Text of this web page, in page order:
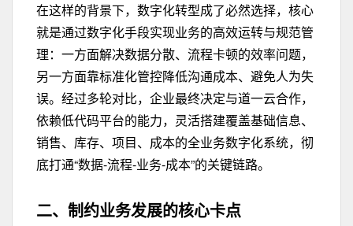
在这样的背景下，数字化转型成了必然选择，核心
就是通过数字化手段实现业务的高效运转与规范管
理：一方面解决数据分散、流程卡顿的效率问题，
另一方面靠标准化管控降低沟通成本、避免人为失
误。经过多轮对比，企业最终决定与道一云合作，
依赖低代码平台的能力，灵活搭建覆盖基础信息、
销售、库存、项目、成本的全业务数字化系统，彻
底打通“数据-流程-业务-成本”的关键链路。
二、 制约业务发展的核心卡点